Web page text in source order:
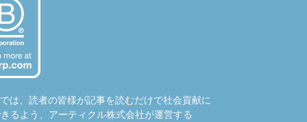
は、読者の皆様が記事を読むだけで社会貢献に
るよう、アーティクル株式会社が運営する